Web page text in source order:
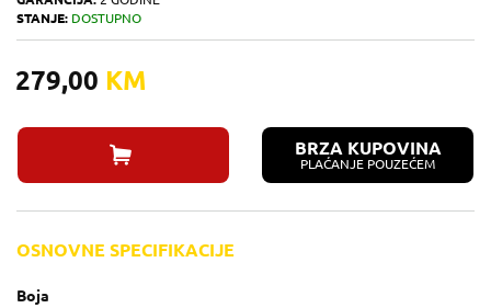
STANJE: DOSTUPNO
279,00 KM
BRZA KUPOVINA
PLAĆANJE POUZEĆEM
OSNOVNE SPECIFIKACIJE
Boja